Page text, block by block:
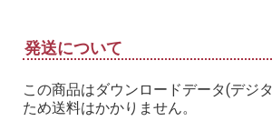
発送について
この商品はダウンロードデータ(デジ
ため送料はかかりません。